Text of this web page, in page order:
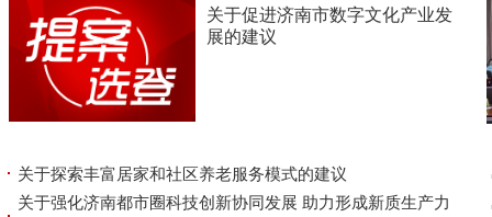
关于促进济南市数字文化产业发
展的建议
关于探索丰富居家和社区养老服务模式的建议
关于强化济南都市圈科技创新协同发展 助力形成新质生产力